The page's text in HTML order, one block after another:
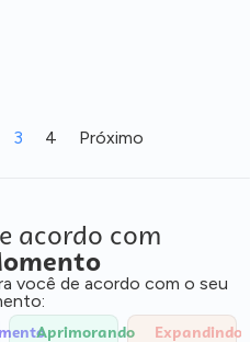
3 4 Próximo
acordo com
você de acordo com o seu
Aprimorando Expandindo